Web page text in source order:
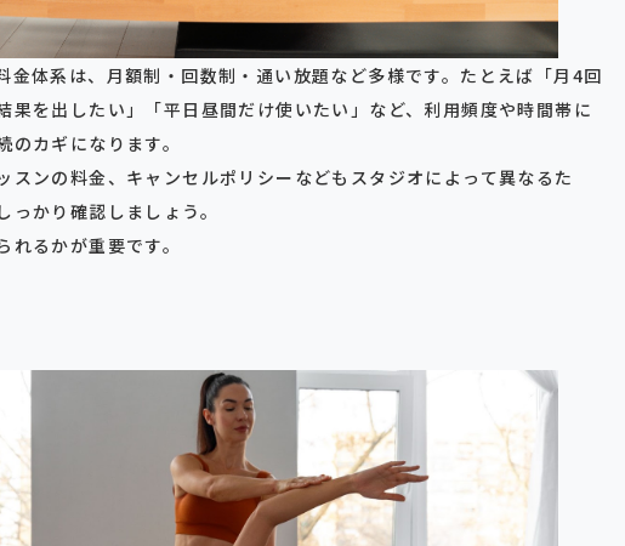
金体系は、月額制・回数制・通い放題など多様です。たとえば「月4回
果を出したい」「平日昼間だけ使いたい」など、利用頻度や時間帯に
カギになります。
スンの料金、キャンセルポリシーなどもスタジオによって異なるた
かり確認しましょう。
るかが重要です。